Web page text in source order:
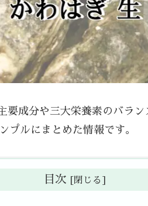
要成分や三大栄養素のバラ
プルにまとめた情報です。
目次